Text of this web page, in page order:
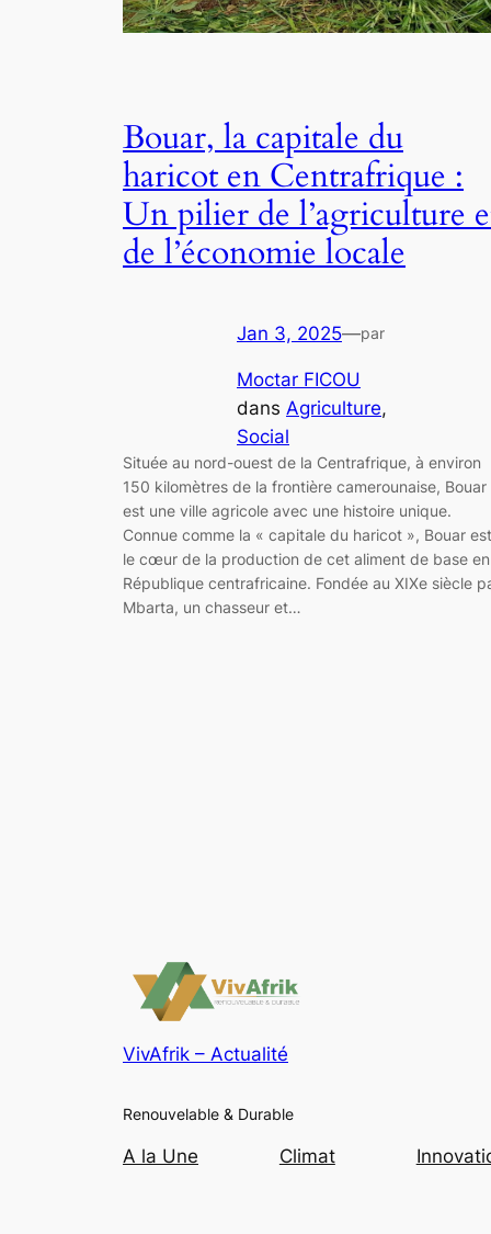
Bouar, la capitale du
haricot en Centrafrique :
Un pilier de l’agriculture
de l’économie locale
Jan 3, 2025—par
Moctar FICOU
dans Agriculture
Social
Située au nord-ouest de la Centrafrique, à environ
150 kilomètres de la frontière camerounaise, Bouar
est une ville agricole avec une histoire unique.
Connue comme la « capitale du haricot », Bouar est
le cœur de la production de cet aliment de base en
République centrafricaine. Fondée au XIXe siècle
Mbarta, un chasseur et…
VivAfrik – Actualité
Renouvelable & Durable
A la Une Climat